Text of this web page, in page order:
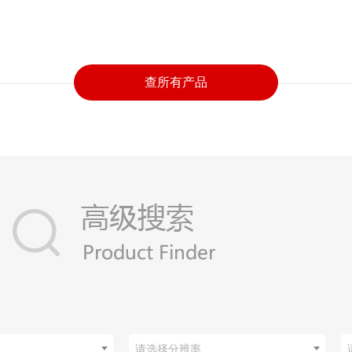
查所有产品
请选择分辨率